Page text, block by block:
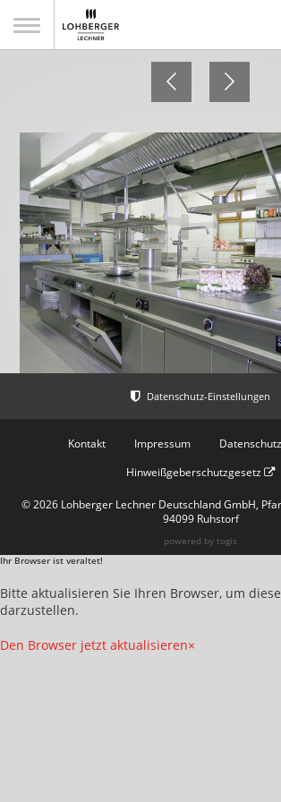
Parkhotel
Kontakt Impressum Datenschutz
Hinweißgeberschutzgesetz
© 2026 Lohberger Lechner Deutschland GmbH,
94099 Ruhstorf
powered by togis
Ihr Browser ist veraltet!
Bitte aktualisieren Sie Ihren Browser, um
darzustellen.
Den Browser jetzt aktualisieren×